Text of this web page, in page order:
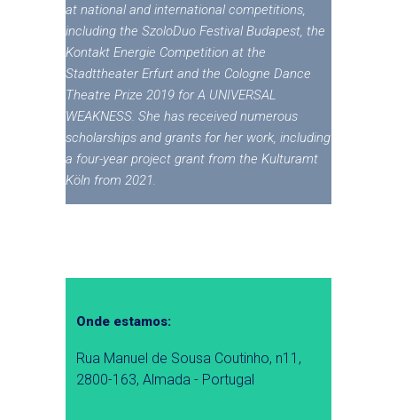
at national and international competitions,
including the SzoloDuo Festival Budapest, the
Kontakt Energie Competition at the
Stadttheater Erfurt and the Cologne Dance
Theatre Prize 2019 for A UNIVERSAL
WEAKNESS. She has received numerous
scholarships and grants for her work, including
a four-year project grant from the Kulturamt
Köln from 2021.
Onde estamos:
Rua Manuel de Sousa Coutinho, n11,
2800-163, Almada - Portugal